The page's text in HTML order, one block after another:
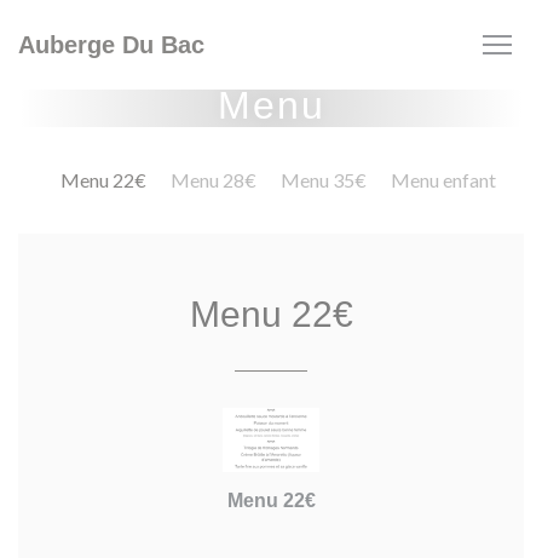
Auberge Du Bac
Menu
Menu 22€ Menu 28€ Menu 35€ Menu enfant
Menu 22€
Menu 22€